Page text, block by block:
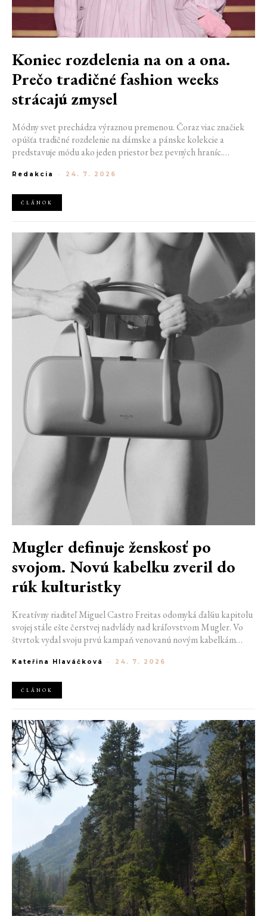
Koniec rozdelenia na on a ona.
Prečo tradičné fashion weeks
strácajú zmysel
Módny svet prechádza výraznou premenou. Čoraz viac značiek
opúšťa tradičné rozdelenie na dámske a pánske kolekcie a
predstavuje módu ako jeden priestor bez pevných hraníc.
udržateľnosť naznačujú, že klasické týždne módy môžu čoskoro
Redakcia - 24. 7. 2026
ČLÁNOK
Mugler definuje ženskosť po
svojom. Novú kabelku zveril do
rúk kulturistky
Kreatívny riaditeľ Miguel Castro Freitas odomyká ďalšiu kapitolu
svojej stále ešte čerstvej nadvlády nad kráľovstvom Mugler. Vo
štvrtok vydal svoju prvú kampaň venovanú novým kabelkám
návrhár do módneho domu prišiel. Umne kombinuje výrazy
podobu ženskosti.
Kateřina Hlaváčková - 24. 7. 2026
ČLÁNOK